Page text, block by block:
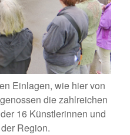
Einlagen, wie hier von
die zahlreichen
16 Künstlerinnen und
Region.